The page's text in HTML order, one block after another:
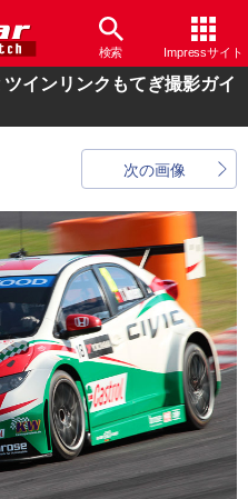
検索 Impressサイト
インリンクもてぎ撮影ガイ
次の画像